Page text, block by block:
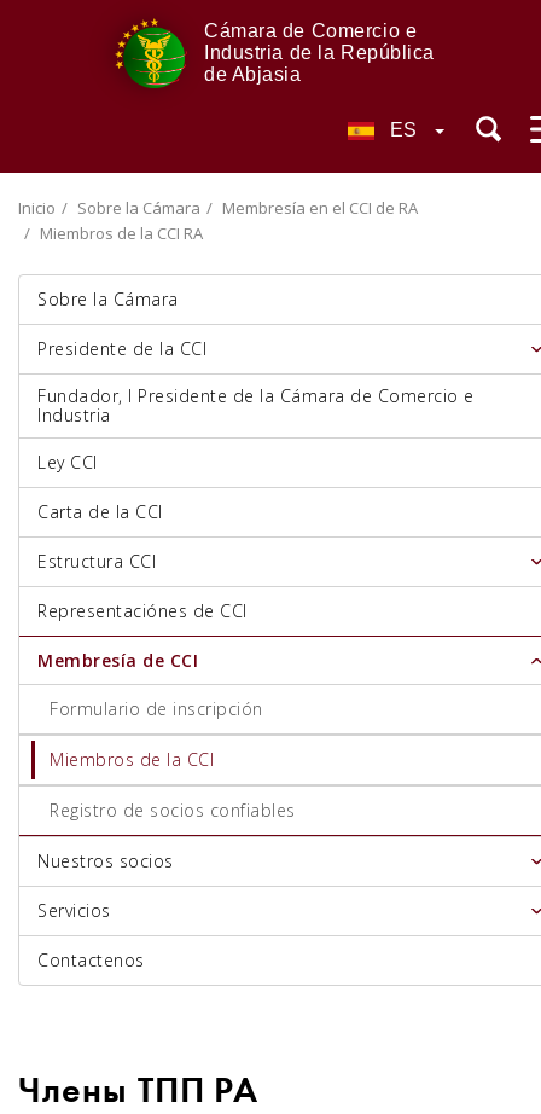
Cámara de Comercio e
Industria de la República
de Abjasia
ES
Inicio Sobre la Cámara
Membresía en el CCI de RA
Miembros de la CCI RA
Sobre la Cámara
Presidente de la CCI
Fundador, I Presidente de la Cámara de Comercio e
Industria
Ley CCI
Carta de la CCI
Estructura CCI
Representaciónes de CCI
Membresía de CCI
Formulario de inscripción
Miembros de la CCI
Registro de socios confiables
Nuestros socios
Servicios
Contactenos
Члены ТПП РА